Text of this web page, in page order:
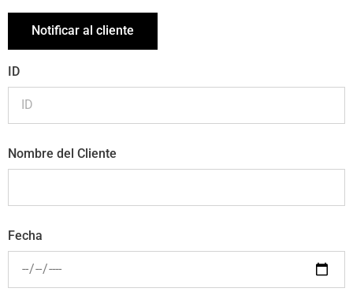
Notificar al cliente
ID
Nombre del Cliente
Fecha